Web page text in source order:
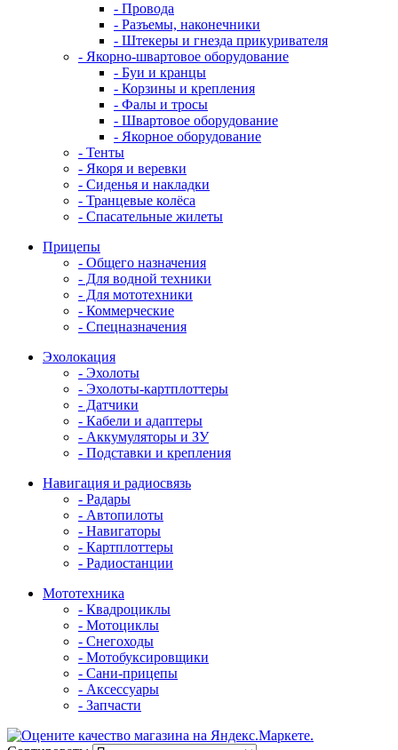
- Провода
- Разъемы, наконечники
- Штекеры и гнезда прикуривателя
- Якорно-швартовое оборудование
- Буи и кранцы
- Корзины и крепления
- Фалы и тросы
- Швартовое оборудование
- Якорное оборудование
- Тенты
- Якоря и веревки
- Сиденья и накладки
- Транцевые колёса
- Спасательные жилеты
Прицепы
- Общего назначения
- Для водной техники
- Для мототехники
- Коммерческие
- Спецназначения
Эхолокация
- Эхолоты
- Эхолоты-картплоттеры
- Датчики
- Кабели и адаптеры
- Аккумуляторы и ЗУ
- Подставки и крепления
Навигация и радиосвязь
- Радары
- Автопилоты
- Навигаторы
- Картплоттеры
- Радиостанции
Мототехника
- Квадроциклы
- Мотоциклы
- Снегоходы
- Мотобуксировщики
- Сани-прицепы
- Аксессуары
- Запчасти